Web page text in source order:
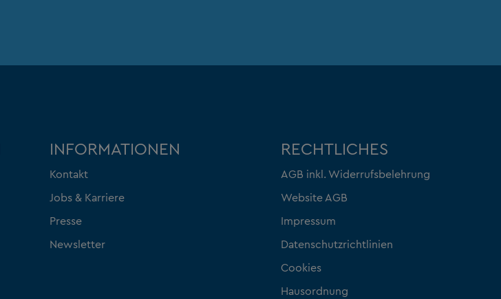
INFORMATIONEN
Kontakt
Jobs & Karriere
Presse
Newsletter
RECHTLICHES
AGB inkl. Widerrufsbelehrung
Website AGB
Impressum
Datenschutzrichtlinien
Cookies
Hausordnung